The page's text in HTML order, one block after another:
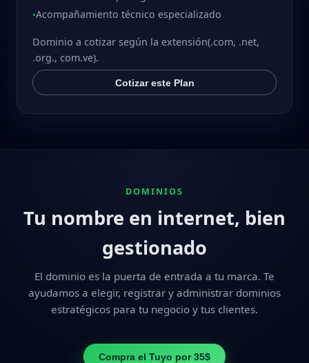
•Acompañamiento técnico especializado
Dominio a cotizar según la extensión(.com, .net,
.org., com.ve).
Cotizar este Plan
DOMINIOS
Tu nombre en internet, bien
gestionado
El dominio es la puerta de entrada a tu marca. Te
ayudamos a elegir, registrar y administrar dominios
estratégicos para tu negocio y tus clientes.
Compra el Tuyo por 35$